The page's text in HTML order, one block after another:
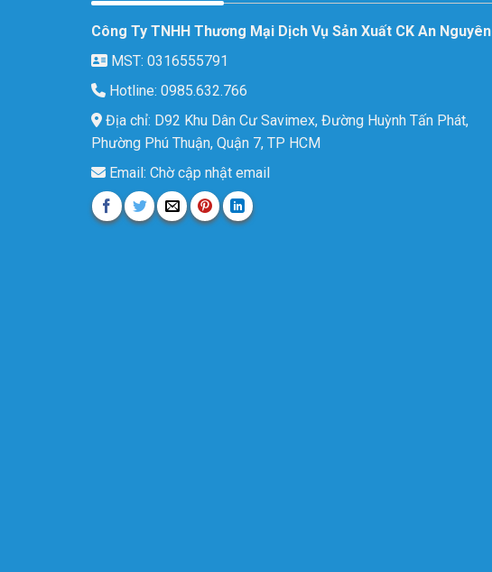
Công Ty TNHH Thương Mại Dịch Vụ Sản Xuất CK An Nguyên
MST: 0316555791
Hotline: 0985.632.766
Địa chỉ: D92 Khu Dân Cư Savimex, Đường Huỳnh Tấn Phát,
Phường Phú Thuận, Quận 7, TP HCM
Email: Chờ cập nhật email